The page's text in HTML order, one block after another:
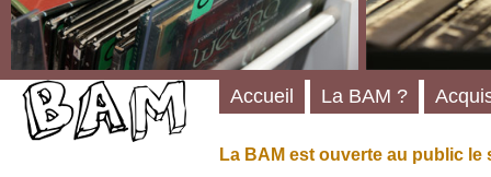
La BAM est ouverte au public le
Accueil La BAM ?